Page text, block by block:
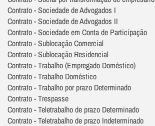
Contrato - Sociedade de Advogados I
Contrato - Sociedade de Advogados II
Contrato - Sociedade em Conta de Participação
Contrato - Sublocação Comercial
Contrato - Sublocação Residencial
Contrato - Trabalho (Empregado Doméstico)
Contrato - Trabalho Doméstico
Contrato - Trabalho por prazo Determinado
Contrato - Trespasse
Contrato - Teletrabalho de prazo Determinado
Contrato - Teletrabalho de prazo Indeterminado